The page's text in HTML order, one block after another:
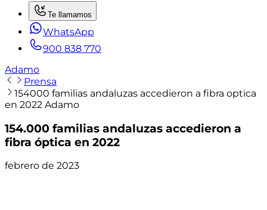
Te llamamos
WhatsApp
900 838 770
Adamo
Prensa
154000 familias andaluzas accedieron a fibra optica
en 2022 Adamo
154.000 familias andaluzas accedieron a
fibra óptica en 2022
febrero de 2023